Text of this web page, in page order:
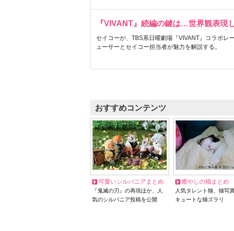
『VIVANT』続編の鍵は…世界観表現
セイコーが、TBS系日曜劇場『VIVANT』コラボレ
ューサーとセイコー担当者が魅力を解説する。
おすすめコンテンツ
可愛いシルバニアまとめ
『鬼滅の刃』の再現ほか、人
気のシルバニア投稿を公開
癒やしの猫まとめ
人気タレント猫、猫写
キュートな猫ズラリ